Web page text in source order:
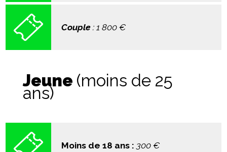
Couple : 1 800€
Jeune (moins de 25
ans)
Moins de 18 ans : 300 €